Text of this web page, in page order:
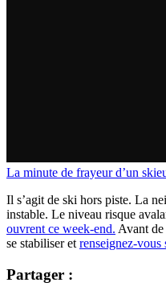
La minute de frayeur d’un
Il s’agit de ski hors piste. La
instable. Le niveau risque
ouvrent ce week-end. Avant de
se stabiliser et renseignez-vous
Partager :